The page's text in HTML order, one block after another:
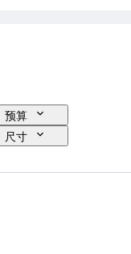
预算
尺寸